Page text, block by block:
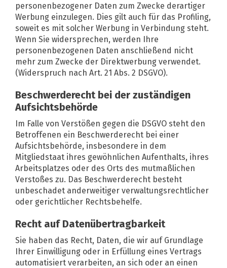
personenbezogener Daten zum Zwecke derartiger
Werbung einzulegen. Dies gilt auch für das Profiling,
soweit es mit solcher Werbung in Verbindung steht.
Wenn Sie widersprechen, werden Ihre
personenbezogenen Daten anschließend nicht
mehr zum Zwecke der Direktwerbung verwendet.
(Widerspruch nach Art. 21 Abs. 2 DSGVO).
Beschwerderecht bei der zuständigen
Aufsichtsbehörde
Im Falle von Verstößen gegen die DSGVO steht den
Betroffenen ein Beschwerderecht bei einer
Aufsichtsbehörde, insbesondere in dem
Mitgliedstaat ihres gewöhnlichen Aufenthalts, ihres
Arbeitsplatzes oder des Orts des mutmaßlichen
Verstoßes zu. Das Beschwerderecht besteht
unbeschadet anderweitiger verwaltungsrechtlicher
oder gerichtlicher Rechtsbehelfe.
Recht auf Datenübertragbarkeit
Sie haben das Recht, Daten, die wir auf Grundlage
Ihrer Einwilligung oder in Erfüllung eines Vertrags
automatisiert verarbeiten, an sich oder an einen